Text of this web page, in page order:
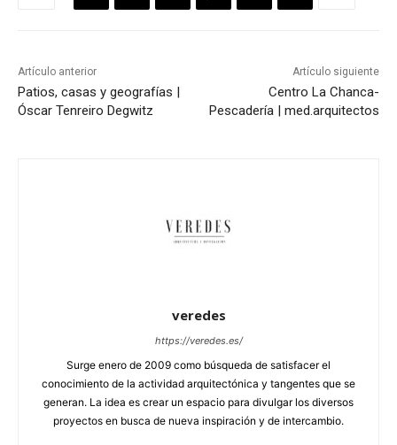
Artículo anterior
Patios, casas y geografías |
Óscar Tenreiro Degwitz
Artículo siguiente
Centro La Chanca-
Pescadería | med.arquitectos
veredes
https://veredes.es/
Surge enero de 2009 como búsqueda de satisfacer el
conocimiento de la actividad arquitectónica y tangentes que se
generan. La idea es crear un espacio para divulgar los diversos
proyectos en busca de nueva inspiración y de intercambio.